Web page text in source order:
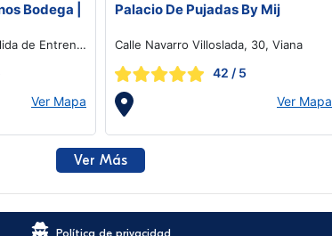
Bodega |
de Entrena
Ver Mapa
Palacio De Pujadas By Mij
Calle Navarro Villoslada, 30, Viana
42 / 5
Ver Mapa
Ver Más
Política de privacidad